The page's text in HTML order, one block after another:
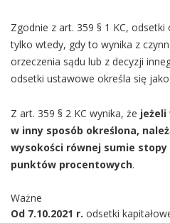
Zgodnie z art. 359 § 1 KC,
tylko wtedy, gdy to wynika z
orzeczenia sądu lub z decyzji
odsetki ustawowe określa się
Z art. 359 § 2 KC wynika, że jeżeli
w inny sposób określona,
wysokości równej sumie stopy
punktów procentowych.
Ważne
Od 7.10.2021 r. odsetki